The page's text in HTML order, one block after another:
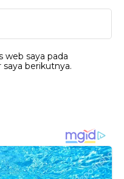
web saya pada
berikutnya.